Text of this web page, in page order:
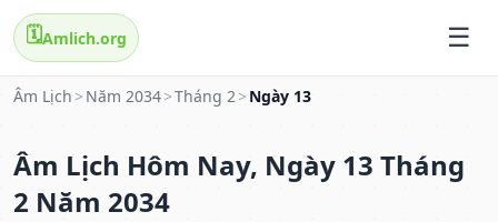
🗓️Amlich.org
Âm Lịch > Năm 2034>Tháng 2> Ngày 13
Âm Lịch Hôm Nay, Ngày 13 Tháng
2 Năm 2034